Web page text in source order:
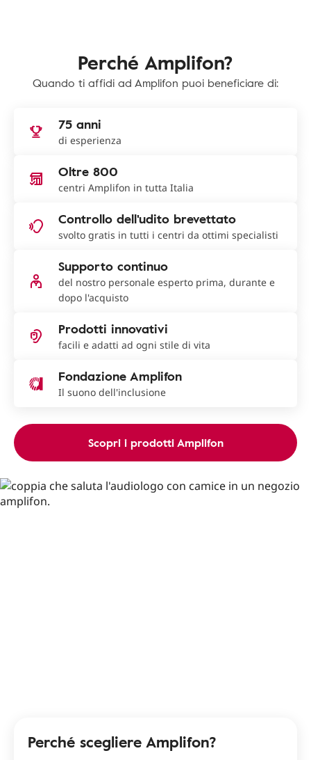
Perché Amplifon?
Quando ti affidi ad Amplifon puoi beneficiare di:
75 anni
di esperienza
Oltre 800
centri Amplifon in tutta Italia
Controllo dell'udito brevettato
svolto gratis in tutti i centri da ottimi specialisti
Supporto continuo
del nostro personale esperto prima, durante e
dopo l'acquisto
Prodotti innovativi
facili e adatti ad ogni stile di vita
Fondazione Amplifon
Il suono dell'inclusione
Scopri i prodotti Amplifon
Perché scegliere Amplifon?